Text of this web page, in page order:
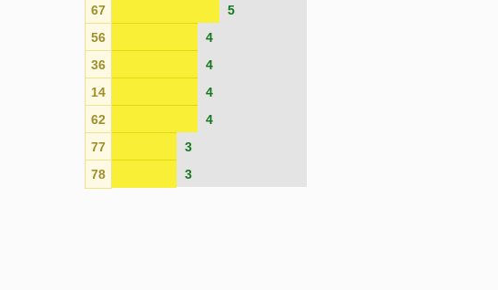
67
5
56
4
36
4
14
4
62
4
77
3
78
3